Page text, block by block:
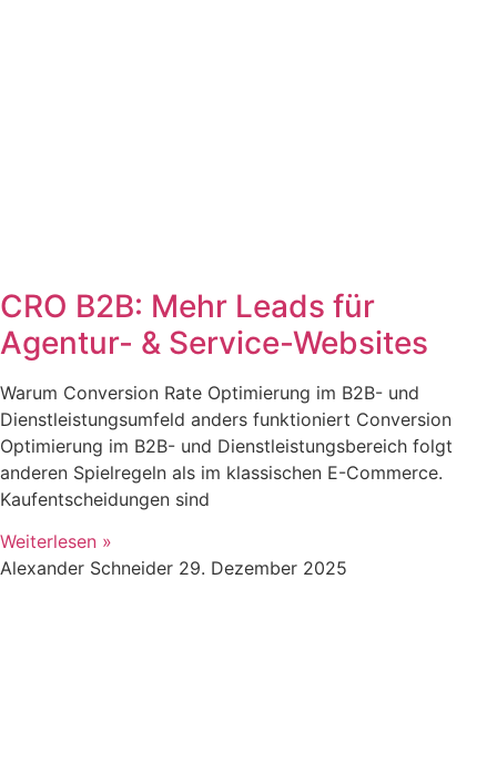
CRO B2B: Mehr Leads für
Agentur- & Service-Websites
Warum Conversion Rate Optimierung im B2B- und
Dienstleistungsumfeld anders funktioniert Conversion
Optimierung im B2B- und Dienstleistungsbereich folgt
anderen Spielregeln als im klassischen E-Commerce.
Kaufentscheidungen sind
Weiterlesen »
Alexander Schneider 29. Dezember 2025